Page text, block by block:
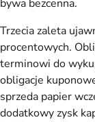
bywa bezcenna.
Trzecia zaleta
procentowych.
terminowi do
obligacje
sprzeda papier
dodatkowy zysk